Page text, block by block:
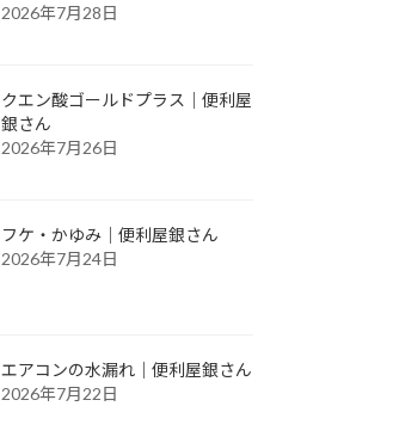
2026年7月28日
クエン酸ゴールドプラス｜便利屋
銀さん
2026年7月26日
フケ・かゆみ｜便利屋銀さん
2026年7月24日
エアコンの水漏れ｜便利屋銀さん
2026年7月22日